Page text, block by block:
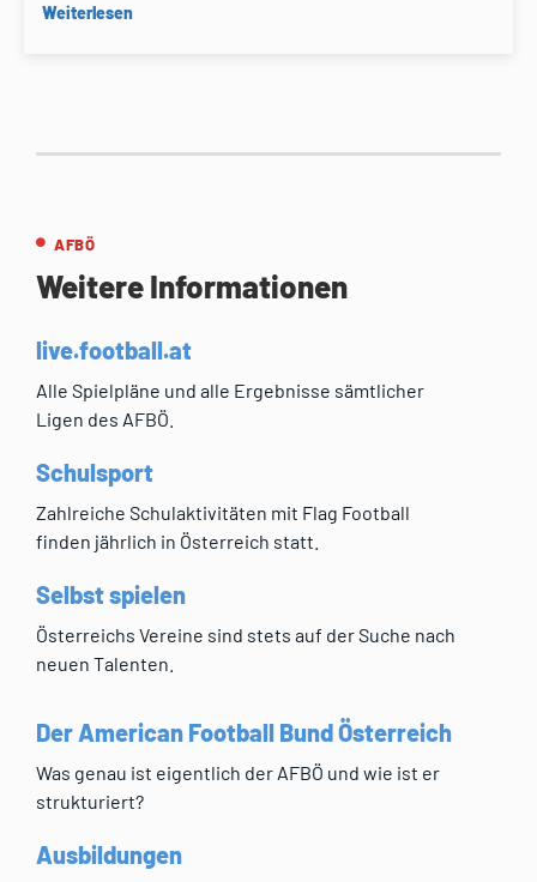
Weiterlesen
AFBÖ
Weitere Informationen
live.football.at
Alle Spielpläne und alle Ergebnisse sämtlicher
Ligen des AFBÖ.
Schulsport
Zahlreiche Schulaktivitäten mit Flag Football
finden jährlich in Österreich statt.
Selbst spielen
Österreichs Vereine sind stets auf der Suche nach
neuen Talenten.
Der American Football Bund Österreich
Was genau ist eigentlich der AFBÖ und wie ist er
strukturiert?
Ausbildungen